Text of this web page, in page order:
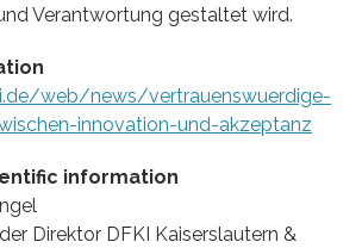
Verantwortung gestaltet wird.
web/news/vertrauenswuerdige-
innovation-und-akzeptanz
information
Direktor DFKI Kaiserslautern &